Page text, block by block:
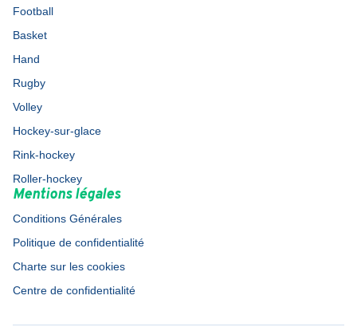
Football
Basket
Hand
Rugby
Volley
Hockey-sur-glace
Rink-hockey
Roller-hockey
Mentions légales
Conditions Générales
Politique de confidentialité
Charte sur les cookies
Centre de confidentialité